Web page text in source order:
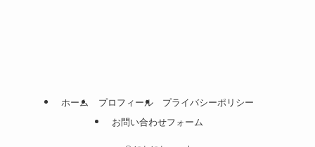
ホーム プロフィール
プライバシーポリシー
お問い合わせフォーム